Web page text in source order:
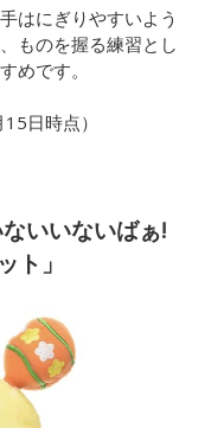
はにぎりやすいよう
ものを握る練習とし
めです。
日時点）
いいないばぁ!
ト」